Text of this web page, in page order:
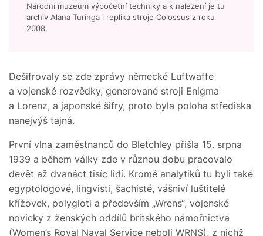
Národní muzeum výpočetní techniky a k nalezení je tu
archiv Alana Turinga i replika stroje Colossus z roku
2008.
Dešifrovaly se zde zprávy německé Luftwaffe
a vojenské rozvědky, generované stroji Enigma
a Lorenz, a japonské šifry, proto byla poloha střediska
nanejvýš tajná.
První vlna zaměstnanců do Bletchley přišla 15. srpna
1939 a během války zde v různou dobu pracovalo
devět až dvanáct tisíc lidí. Kromě analytiků tu byli také
egyptologové, lingvisti, šachisté, vášniví luštitelé
křížovek, polygloti a především „Wrens“, vojenské
novicky z ženských oddílů britského námořnictva
(Women’s Royal Naval Service neboli WRNS), z nichž